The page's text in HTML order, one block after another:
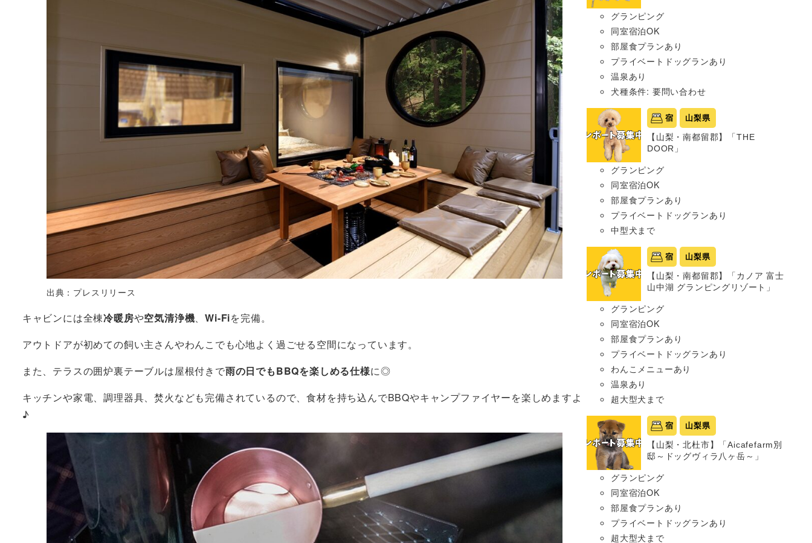
出典：プレスリリース
キャビンには全棟冷暖房や空気清浄機、Wi-Fiを完備。
アウトドアが初めての飼い主さんやわんこでも心地よく過ごせる空間になっています。
また、テラスの囲炉裏テーブルは屋根付きで雨の日でもBBQを楽しめる仕様に◎
キッチンや家電、調理器具、焚火なども完備されているので、食材を持ち込んでBBQやキャンプファイヤーを楽しめますよ
♪
グランピング
同室宿泊OK
部屋食プランあり
プライベートドッグランあり
温泉あり
犬種条件: 要問い合わせ
宿 山梨県
【山梨・南都留郡】「THE
DOOR」
グランピング
同室宿泊OK
部屋食プランあり
プライベートドッグランあり
中型犬まで
宿 山梨県
【山梨・南都留郡】「カノア 富士
山中湖 グランピングリゾート」
グランピング
同室宿泊OK
部屋食プランあり
プライベートドッグランあり
わんこメニューあり
温泉あり
超大型犬まで
宿 山梨県
【山梨・北杜市】「Aicafefarm別
邸～ドッグヴィラ八ヶ岳～」
グランピング
同室宿泊OK
部屋食プランあり
プライベートドッグランあり
超大型犬まで